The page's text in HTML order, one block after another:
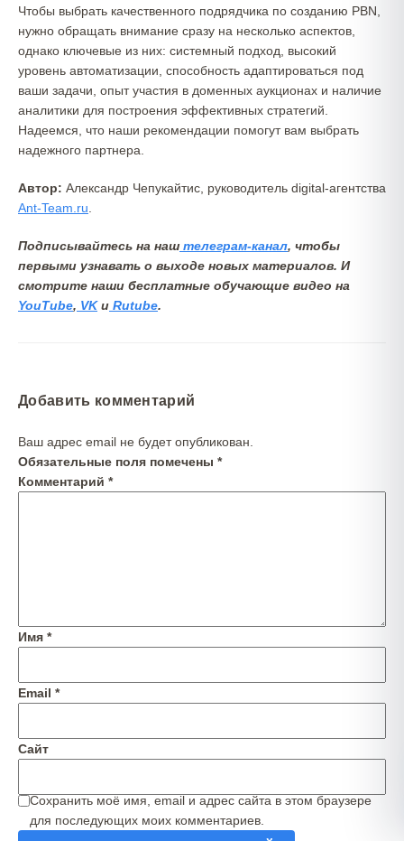
Чтобы выбрать качественного подрядчика по созданию PBN,
нужно обращать внимание сразу на несколько аспектов,
однако ключевые из них: системный подход, высокий
уровень автоматизации, способность адаптироваться под
ваши задачи, опыт участия в доменных аукционах и наличие
аналитики для построения эффективных стратегий.
Надеемся, что наши рекомендации помогут вам выбрать
надежного партнера.
Автор: Александр Чепукайтис, руководитель digital-агентства
Ant-Team.ru
Подписывайтесь на наш телеграм-канал, чтобы
первыми узнавать о выходе новых материалов. И
смотрите наши бесплатные обучающие видео на
YouTube, VKи Rutube.
Добавить комментарий
Ваш адрес email не будет опубликован.
Обязательные поля помечены *
Комментарий *
Имя *
Email *
Сайт
Сохранить моё имя, email и адрес сайта в этом браузере
для последующих моих комментариев.